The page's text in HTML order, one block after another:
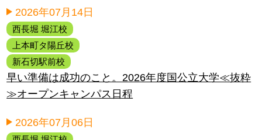
2026年07月14日
西長堀 堀江校
上本町タ陽丘校
新石切駅前校
早い準備は成功のこと。2026年度国公立大学≪抜粋
≫オープンキャンパス日程
2026年07月06日